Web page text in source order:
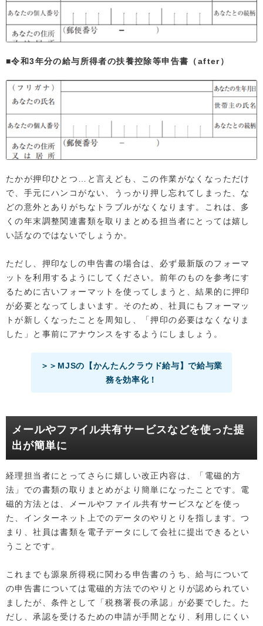
■令和3年分の給与所得者の扶養控除等申告書（after）
たかが押印ひとつ…と言えども、この作業がなくなっただけ
で、手元にハンコがない、うっかり押し忘れてしまった、な
どの意外とありがちなトラブルがなくなります。これは、多
くの年末調整関連書類を取りまとめる担当者にとっては嬉し
い話なのではないでしょうか。
ただし、押印なしの申告書の場合は、必ず最新版のフォーマ
ットを利用するようにしてください。前年のものを参考にす
るために古いフォーマットを使ってしまうと、結果的に押印
が必要となってしまいます。そのため、社員にもフォーマッ
トが新しくなったことを周知し、「押印の必要はなくなりま
した」と事前にアナウンスをするようにしましょう。
＞＞MJSの【かんたんクラウド給与】で給与業
務を効率化！
メールやファイル共有サービスなどを使った提
出が簡単に
経理担当者にとってさらに嬉しい改正内容は、「電磁的方
法」での書類の取りまとめがより簡単になったことです。電
磁的方法とは、メールやファイル共有サービスなどを使っ
た、インターネット上でのデータのやりとりを指します。つ
まり、社員は書類を電子データにして会社に提出できるとい
うことです。
これまでも源泉所得税に関わる申告書のうち、給与について
の申告書については電磁的方法でのやりとりが認められてい
ましたが、条件として「税務署長の承認」が必要でした。た
だし、承認を受けるための申請が手間となり、利用しにくい